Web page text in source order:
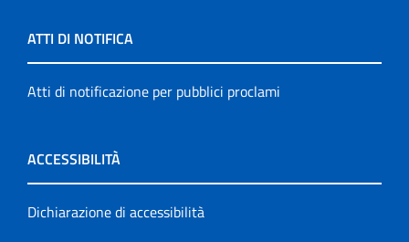
ATTI DI NOTIFICA
Atti di notificazione per pubblici proclami
ACCESSIBILITÀ
Dichiarazione di accessibilità